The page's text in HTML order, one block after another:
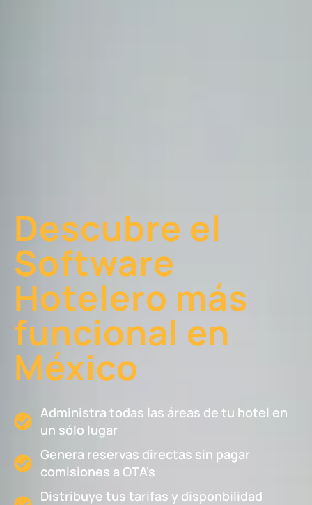
Descubre el
Software
Hotelero más
funcional en
México
Administra todas las áreas de tu hotel en
un sólo lugar
Genera reservas directas sin pagar
comisiones a OTA's
Distribuye tus tarifas y disponbilidad